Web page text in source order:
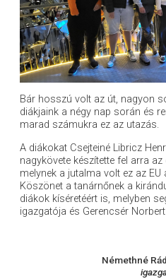
Bár hosszú volt az út, nagyon
diákjaink a négy nap során és
marad számukra ez az utazás.
A diákokat Csejteiné Libricz
nagykövete készítette fel arra
melynek a jutalma volt ez az
Köszönet a tanárnőnek a
diákok kíséretéért is, melyben
igazgatója és Gerencsér
Némethné